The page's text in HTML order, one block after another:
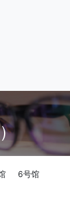
6号馆